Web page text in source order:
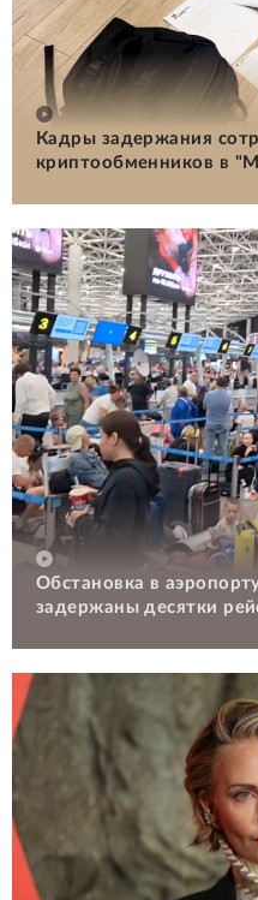
Кадры задержания
криптообменников в
Обстановка в
задержаны десятки